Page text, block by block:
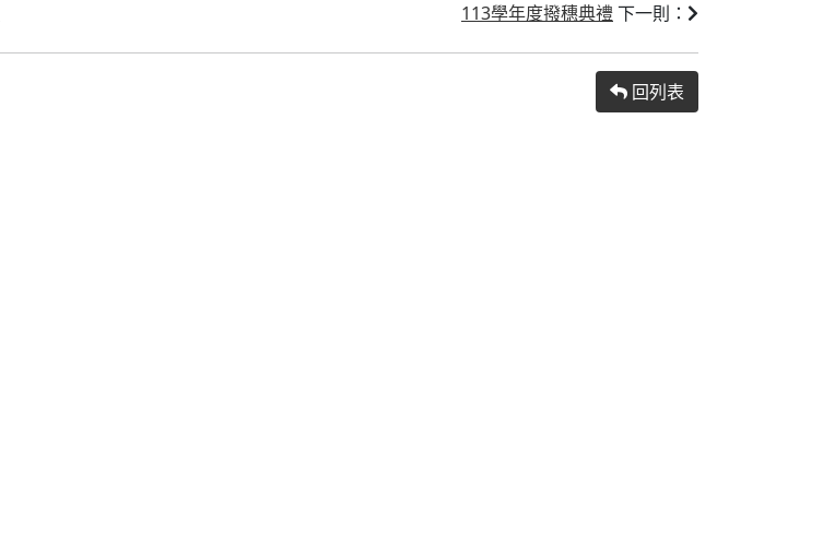
113學年度撥穗典禮下一則：
回列表